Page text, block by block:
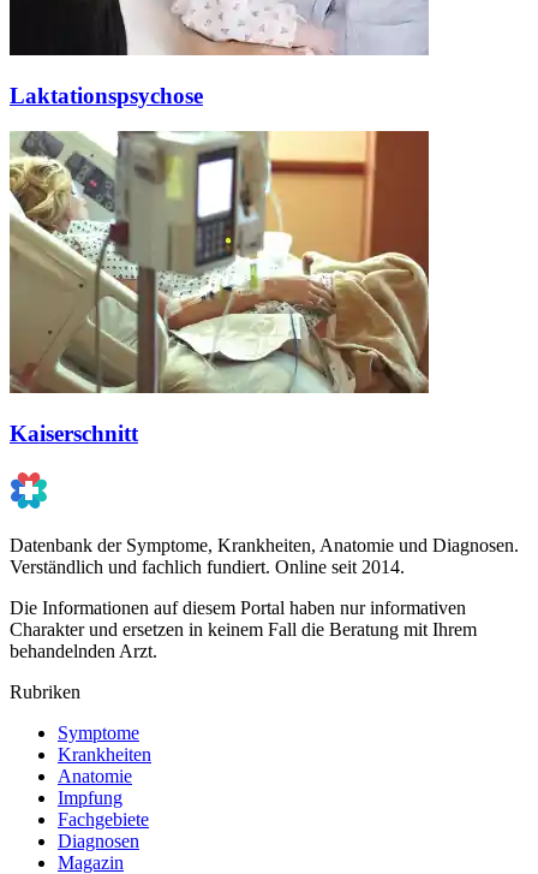
Laktationspsychose
Kaiserschnitt
Datenbank der Symptome, Krankheiten, Anatomie und Diagnosen.
Verständlich und fachlich fundiert. Online seit 2014.
Die Informationen auf diesem Portal haben nur informativen
Charakter und ersetzen in keinem Fall die Beratung mit Ihrem
behandelnden Arzt.
Rubriken
Symptome
Krankheiten
Anatomie
Impfung
Fachgebiete
Diagnosen
Magazin